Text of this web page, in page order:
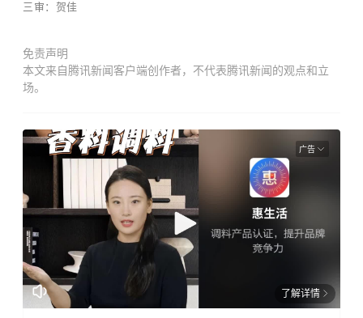
三审：贺佳
免责声明
本文来自腾讯新闻客户端创作者，不代表腾讯新闻的观点和立
场。
广告
了解详情